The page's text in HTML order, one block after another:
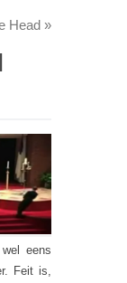
Head »
eens
Feit is,